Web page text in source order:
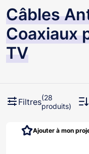
Câbles
Coaxiaux
TV
Filtres(28
produits)
Ajouter à mon